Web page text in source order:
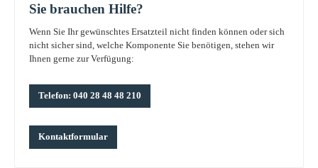
Sie brauchen Hilfe?
Wenn Sie Ihr gewünschtes Ersatzteil nicht finden können oder sich
nicht sicher sind, welche Komponente Sie benötigen, stehen wir
Ihnen gerne zur Verfügung:
Telefon: 040 28 48 48 210
Kontaktformular